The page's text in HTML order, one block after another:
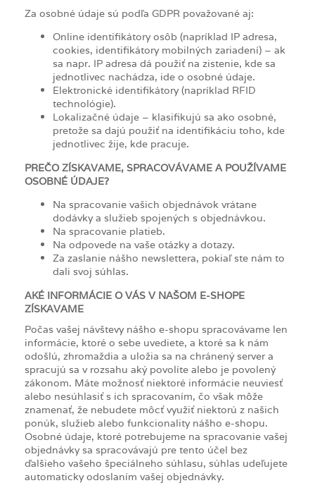
Za osobné údaje sú podľa GDPR považované aj:
Online identifikátory osôb (napríklad IP adresa,
cookies, identifikátory mobilných zariadení) – ak
sa napr. IP adresa dá použiť na zistenie, kde sa
jednotlivec nachádza, ide o osobné údaje.
Elektronické identifikátory (napríklad RFID
technológie).
Lokalizačné údaje – klasifikujú sa ako osobné,
pretože sa dajú použiť na identifikáciu toho, kde
jednotlivec žije, kde pracuje.
PREČO ZÍSKAVAME, SPRACOVÁVAME A POUŽÍVAME
OSOBNÉ ÚDAJE?
Na spracovanie vašich objednávok vrátane
dodávky a služieb spojených s objednávkou.
Na spracovanie platieb.
Na odpovede na vaše otázky a dotazy.
Za zaslanie nášho newslettera, pokiaľ ste nám to
dali svoj súhlas.
AKÉ INFORMÁCIE O VÁS V NAŠOM E-SHOPE
ZÍSKAVAME
Počas vašej návštevy nášho e-shopu spracovávame len
informácie, ktoré o sebe uvediete, a ktoré sa k nám
odošlú, zhromaždia a uložia sa na chránený server a
spracujú sa v rozsahu aký povolíte alebo je povolený
zákonom. Máte možnosť niektoré informácie neuviesť
alebo nesúhlasiť s ich spracovaním, čo však môže
znamenať, že nebudete môcť využiť niektorú z našich
ponúk, služieb alebo funkcionality nášho e-shopu.
Osobné údaje, ktoré potrebujeme na spracovanie vašej
objednávky sa spracovávajú pre tento účel bez
ďalšieho vašeho špeciálneho súhlasu, súhlas udeľujete
automaticky odoslaním vašej objednávky.